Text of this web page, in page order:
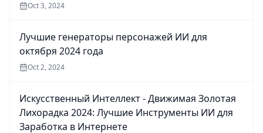
Oct 3, 2024
Лучшие генераторы персонажей ИИ для
октября 2024 года
Oct 2, 2024
Искусственный Интеллект - Движимая Золотая
Лихорадка 2024: Лучшие Инструменты ИИ для
Заработка в Интернете